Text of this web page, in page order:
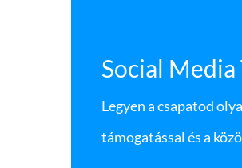
Social Media
Legyen a csapatod
támogatással és a